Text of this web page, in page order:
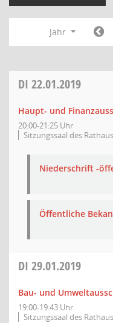
Jahr
DI 22.01.2019
Haupt- und
20:00-21:25 Uhr
Sitzungssaal des
Niederschrift -
Öffentliche
DI 29.01.2019
Bau- und
19:00-19:43 Uhr
Sitzungssaal des